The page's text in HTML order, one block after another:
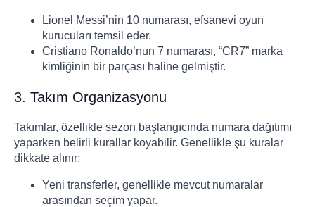
Lionel Messi’nin 10 numarası, efsanevi oyun
kurucuları temsil eder.
Cristiano Ronaldo’nun 7 numarası, “CR7” marka
kimliğinin bir parçası haline gelmiştir.
3. Takım Organizasyonu
Takımlar, özellikle sezon başlangıcında numara dağıtımı
yaparken belirli kurallar koyabilir. Genellikle şu kuralar
dikkate alınır:
Yeni transferler, genellikle mevcut numaralar
arasından seçim yapar.